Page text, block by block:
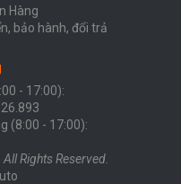
Hàng
bảo hành, đổi trả
- 17:00):
(8:00 - 17:00):
Rights Reserved.